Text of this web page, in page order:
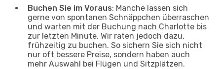
Buchen Sie im Voraus: Manche lassen sich
gerne von spontanen Schnäppchen überraschen
und warten mit der Buchung nach Charlotte bis
zur letzten Minute. Wir raten jedoch dazu,
frühzeitig zu buchen. So sichern Sie sich nicht
nur oft bessere Preise, sondern haben auch
mehr Auswahl bei Flügen und Sitzplätzen.